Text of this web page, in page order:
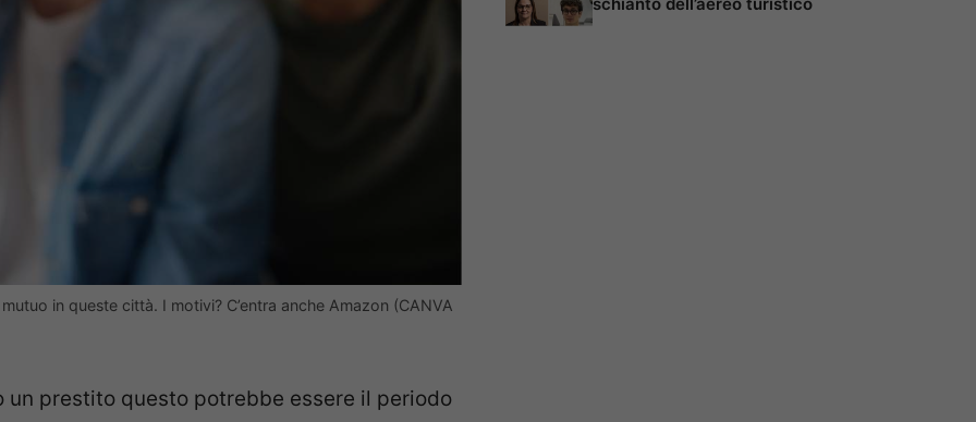
in queste città. I motivi? C’entra anche Amazon (CANVA
prestito questo potrebbe essere il periodo